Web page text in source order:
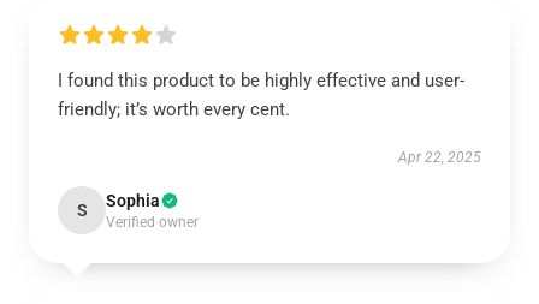
I found this product to be highly effective and user-
friendly; it’s worth every cent.
Apr 22, 2025
S Sophia
Verified owner